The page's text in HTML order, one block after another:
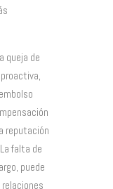
queja de
reputación
falta de
puede